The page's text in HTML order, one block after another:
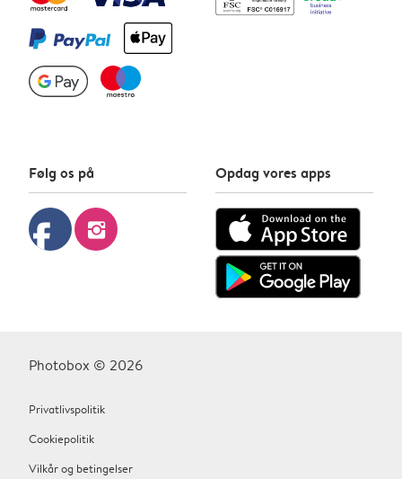
Følg os på
facebook instagram
Opdag vores apps
Photobox © 2026
Privatlivspolitik
Cookiepolitik
Vilkår og betingelser